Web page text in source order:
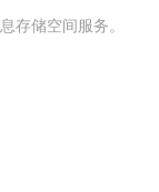
存储空间服务。